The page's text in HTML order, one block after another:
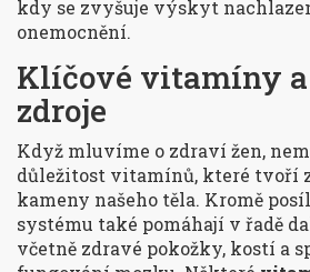
kdy se zvyšuje výskyt
onemocnění.
Klíčové vitamíny
zdroje
Když mluvíme o zdraví žen,
důležitost vitamínů, které tvoří
kameny našeho těla. Kromě
systému také pomáhají v řadě
včetně zdravé pokožky, kostí a